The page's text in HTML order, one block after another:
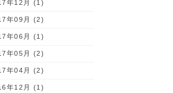
年12月 (1)
年09月 (2)
年06月 (1)
年05月 (2)
年04月 (2)
年12月 (1)